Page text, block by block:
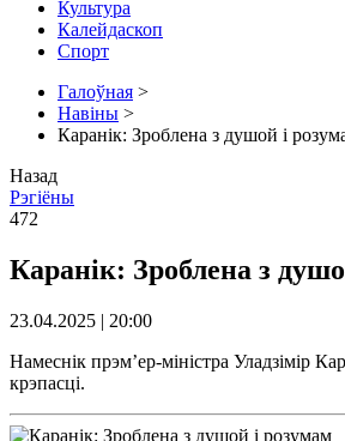
Культура
Калейдаскоп
Спорт
Галоўная >
Навіны >
Каранік: Зроблена з душой і
Назад
Рэгіёны
472
Каранік: Зроблена з
23.04.2025 | 20:00
Намеснік прэм’ер-міністра Уладзімір
крэпасці.